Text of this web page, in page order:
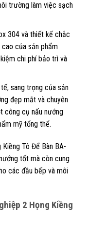
trường làm việc sạch
304 và thiết kế chắc
của sản phẩm
chi phí bảo trì và
sang trọng của sản
đẹp mắt và chuyên
công cụ nấu nướng
mỹ tổng thể.
Tô Để Bàn BA-
tốt mà còn cung
các đầu bếp và môi
2 Họng Kiềng